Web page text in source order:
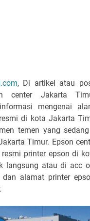
, Di artikel atau
center Jakarta
mengenai
di kota Jakarta
temen yang
Timur. Epson
resmi printer epson di
langsung atau di acc
dan alamat printer